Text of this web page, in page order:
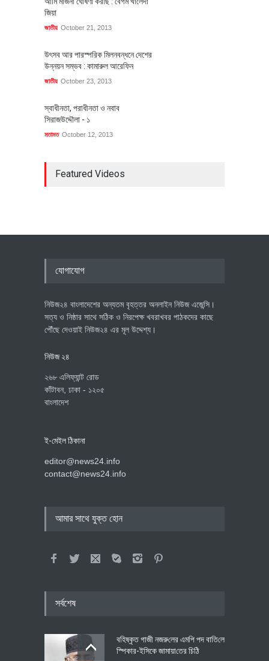
জিয়া
জাতীয় October 21, 2013
উৎসব আর পারস্পরিক মিলনবন্ধনে দেশের
উন্নয়ন সম্ভব : কামারুল আরেফিন
জাতীয় October 23, 2013
স্বাধীনতা, পরাধীনতা ও নবাব
সিরাজউদ্দৌলা - ১
মতামত October 12, 2013
Featured Videos
যোগাযোগ
নিউজ২৪ বাংলাদেশের অন্যতম বৃহত্তর অনলাইন নিউজ এজেন্সি।
সত্য ও নিষ্ঠার সাথে সঠিক ও নিরপেক্ষ খবরাখবর পাঠকদের কাছে
পৌঁছে দেওয়াই নিউজ২৪ এর মূল উদ্দেশ্য।
নিউজ ২৪
২৬৮ এলিফ্যান্ট রোড
কাঁটাবন, ঢাকা - ১২০৫
বাংলাদেশ
ই-মেইল ঠিকানা
editor@news24.info
contact@news24.info
আমার সাথে যুক্ত হোন
সর্বশেষ
বহিষ্কৃত গাজী নজরু‌লের এম‌পি পদ বা‌তি‌লে
স্পিকার-ইসিকে জামায়া‌তের চি‌ঠি